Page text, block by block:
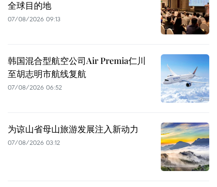
全球目的地
07/08/2026 09:13
韩国混合型航空公司Air Premia仁川
至胡志明市航线复航
07/08/2026 06:52
为谅山省母山旅游发展注入新动力
07/08/2026 03:12